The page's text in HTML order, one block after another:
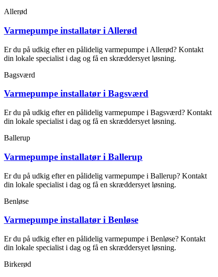
Allerød
Varmepumpe installatør i Allerød
Er du på udkig efter en pålidelig varmepumpe i Allerød? Kontakt
din lokale specialist i dag og få en skræddersyet løsning.
Bagsværd
Varmepumpe installatør i Bagsværd
Er du på udkig efter en pålidelig varmepumpe i Bagsværd? Kontakt
din lokale specialist i dag og få en skræddersyet løsning.
Ballerup
Varmepumpe installatør i Ballerup
Er du på udkig efter en pålidelig varmepumpe i Ballerup? Kontakt
din lokale specialist i dag og få en skræddersyet løsning.
Benløse
Varmepumpe installatør i Benløse
Er du på udkig efter en pålidelig varmepumpe i Benløse? Kontakt
din lokale specialist i dag og få en skræddersyet løsning.
Birkerød